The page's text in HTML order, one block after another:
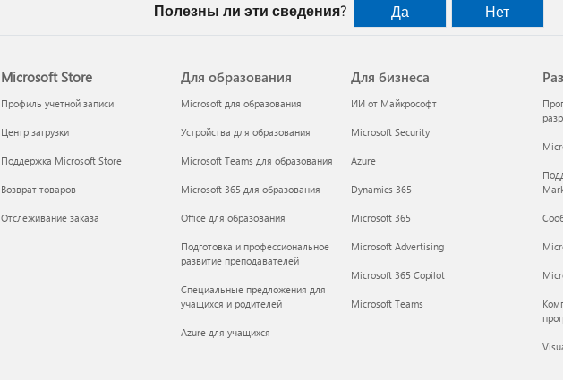
Полезны ли эти сведения? Да Нет
Microsoft Store
Профиль учетной записи
Центр загрузки
Поддержка Microsoft Store
Возврат товаров
Отслеживание заказа
Для образования
Microsoft для образования
Устройства для образования
Microsoft Teams для образования
Microsoft 365 для образования
Office для образования
Подготовка и профессиональное
развитие преподавателей
Специальные предложения для
учащихся и родителей
Azure для учащихся
Для бизнеса
ИИ от Майкрософт
Microsoft Security
Azure
Dynamics 365
Microsoft 365
Microsoft Advertising
Microsoft 365 Copilot
Microsoft Teams